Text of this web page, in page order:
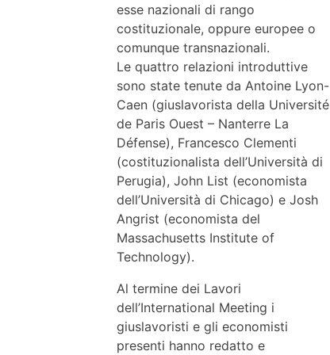
esse nazionali di rango
costituzionale, oppure europee o
comunque transnazionali.
Le quattro relazioni introduttive
sono state tenute da Antoine Lyon-
Caen (giuslavorista della Université
de Paris Ouest – Nanterre La
Défense), Francesco Clementi
(costituzionalista dell’Università di
Perugia), John List (economista
dell’Università di Chicago) e Josh
Angrist (economista del
Massachusetts Institute of
Technology).
Al termine dei Lavori
dell’International Meeting i
giuslavoristi e gli economisti
presenti hanno redatto e